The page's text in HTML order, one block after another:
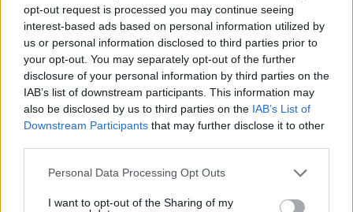
opt-out request is processed you may continue seeing
interest-based ads based on personal information utilized by
us or personal information disclosed to third parties prior to
your opt-out. You may separately opt-out of the further
disclosure of your personal information by third parties on the
IAB’s list of downstream participants. This information may
also be disclosed by us to third parties on the IAB’s List of
Downstream Participants that may further disclose it to other
Please note that this website/app uses one or more Google
not limited to your visit or usage behaviour. You may click to
Personal Data Processing Opt Outs
I want to opt-out of the Sharing of my
Του Σωτήρος μυρίζει τηγανητό ψάρι και γλυκαίνουν τα
πρώτα σταφύλια. Τι λέει η παράδοση
Τα fragrance mist που φοράω ξανά και ξανά κατά τη
διάρκεια του καλοκαιριού
πριν 28 λεπτά
Κολυμβητής με καρκίνο στον εγκέφαλο ξέσπασε σε
κλάματα προς τον Βρετανό πρωθυπουργό: Ικετεύω για
πριν 29 λεπτά
Δείτε βίντεο: Το πλυντήριο έκρυβε... σχεδόν ένα κιλό